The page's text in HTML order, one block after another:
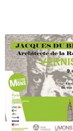
Tunisie
Tunisie